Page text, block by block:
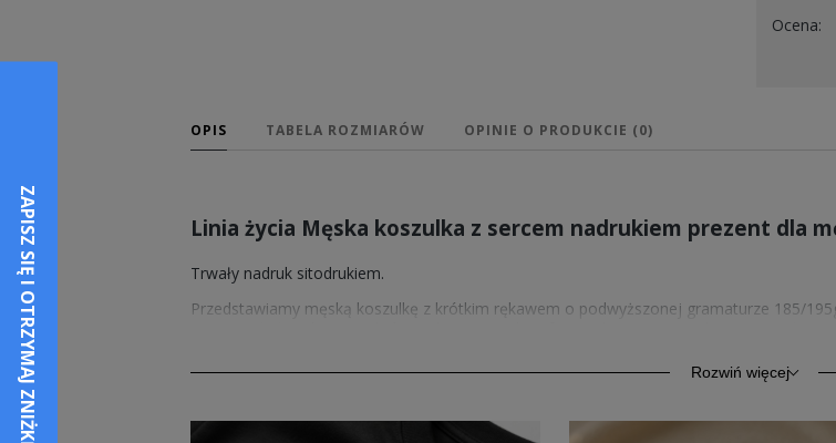
Ocena:
OPIS TABELA ROZMIARÓW OPINIE O PRODUKCIE (0)
Linia życia Męska koszulka z sercem nadrukiem prezent dla
Trwały nadruk sitodrukiem.
Przedstawiamy męską koszulkę z krótkim rękawem o podwyższonej gramaturze 185/
Rozwiń więcej